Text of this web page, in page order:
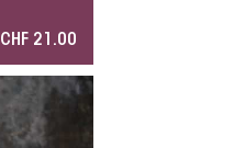
CHF 21.00